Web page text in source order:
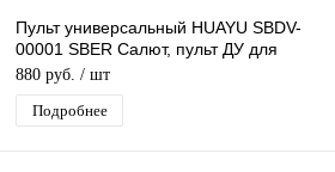
Пульт универсальный HUAYU SBDV-
00001 SBER Салют, пульт ДУ для
телевизоров, с голосовым
управлением
880 руб. / шт
Подробнее